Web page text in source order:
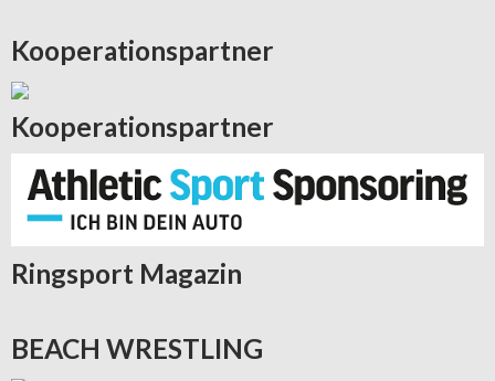
Kooperationspartner
Kooperationspartner
Ringsport Magazin
BEACH WRESTLING